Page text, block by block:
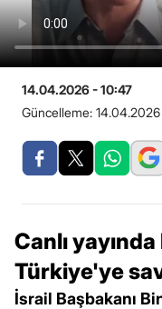
14.04.2026 - 10:47
Güncelleme:
Canlı
Türkiye'ye
İsrail Başbakanı